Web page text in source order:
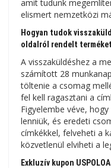
amit tudunk
elismert nemzetközi
Hogyan tudok
oldalról rendelt
A visszaküldéshez a
számított 28
töltenie a csomag
fel kell ragasztani a
Figyelembe véve,
lenniük, és eredeti
címkékkel, felveheti a
közvetlenül elviheti a
Exkluzív kupon